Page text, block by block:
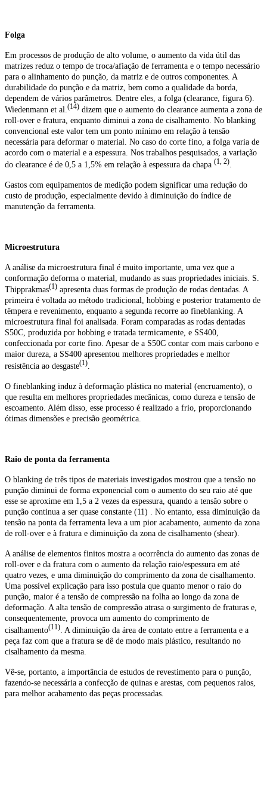
Folga
Em processos de produção de alto volume, o aumento da vida útil das
matrizes reduz o tempo de troca/afiação de ferramenta e o tempo necessário
para o alinhamento do punção, da matriz e de outros componentes. A
durabilidade do punção e da matriz, bem como a qualidade da borda,
dependem de vários parâmetros. Dentre eles, a folga (clearance, figura 6).
Wiedenmann et al.(14) dizem que o aumento do clearance aumenta a zona de
roll-over e fratura, enquanto diminui a zona de cisalhamento. No blanking
convencional este valor tem um ponto mínimo em relação à tensão
necessária para deformar o material. No caso do corte fino, a folga varia de
acordo com o material e a espessura. Nos trabalhos pesquisados, a variação
do clearance é de 0,5 a 1,5% em relação à espessura da chapa (1, 2)
Gastos com equipamentos de medição podem significar uma redução do
custo de produção, especialmente devido à diminuição do índice de
manutenção da ferramenta.
Microestrutura
A análise da microestrutura final é muito importante, uma vez que a
conformação deforma o material, mudando as suas propriedades iniciais. S.
Thipprakmas(1) apresenta duas formas de produção de rodas dentadas. A
primeira é voltada ao método tradicional, hobbing e posterior tratamento de
têmpera e revenimento, enquanto a segunda recorre ao fineblanking. A
microestrutura final foi analisada. Foram comparadas as rodas dentadas
S50C, produzida por hobbing e tratada termicamente, e SS400,
confeccionada por corte fino. Apesar de a S50C contar com mais carbono e
maior dureza, a SS400 apresentou melhores propriedades e melhor
resistência ao desgaste(1).
O fineblanking induz à deformação plástica no material (encruamento), o
que resulta em melhores propriedades mecânicas, como dureza e tensão de
escoamento. Além disso, esse processo é realizado a frio, proporcionando
ótimas dimensões e precisão geométrica.
Raio de ponta da ferramenta
O blanking de três tipos de materiais investigados mostrou que a tensão no
punção diminui de forma exponencial com o aumento do seu raio até que
esse se aproxime em 1,5 a 2 vezes da espessura, quando a tensão sobre o
punção continua a ser quase constante (11) . No entanto, essa diminuição da
tensão na ponta da ferramenta leva a um pior acabamento, aumento da zona
de roll-over e à fratura e diminuição da zona de cisalhamento (shear).
A análise de elementos finitos mostra a ocorrência do aumento das zonas de
roll-over e da fratura com o aumento da relação raio/espessura em até
quatro vezes, e uma diminuição do comprimento da zona de cisalhamento.
Uma possível explicação para isso postula que quanto menor o raio do
punção, maior é a tensão de compressão na folha ao longo da zona de
deformação. A alta tensão de compressão atrasa o surgimento de fraturas e,
consequentemente, provoca um aumento do comprimento de
cisalhamento(11) . A diminuição da área de contato entre a ferramenta e a
peça faz com que a fratura se dê de modo mais plástico, resultando no
cisalhamento da mesma.
Vê-se, portanto, a importância de estudos de revestimento para o punção,
fazendo-se necessária a confecção de quinas e arestas, com pequenos raios,
para melhor acabamento das peças processadas.